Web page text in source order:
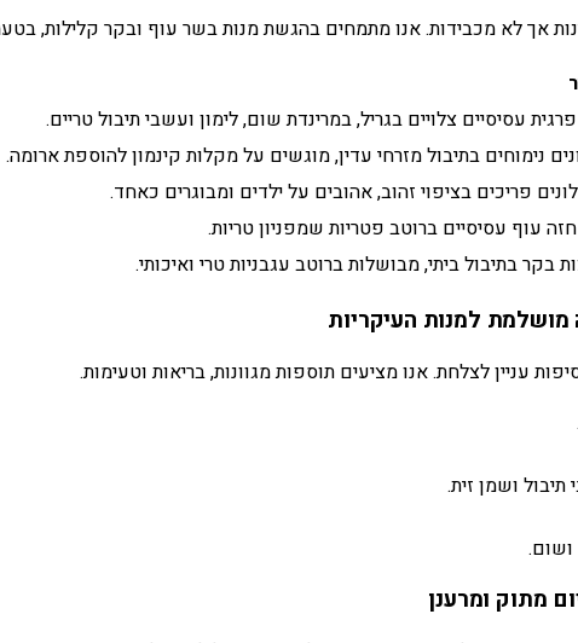
אך לא מכבידות. אנו מתמחים בהגשת מנות בשר עוף ובקר קלילות,
עסיסיים צלויים בגריל, במרינדת שום, לימון ועשבי תיבול טריים.
נימוחים בתיבול מזרחי עדין, מוגשים על מקלות קינמון להוספת ארומה.
פריכים בציפוי זהוב, אהובים על ילדים ומבוגרים כאחד.
עוף עסיסיים ברוטב פטריות שמפניון טריות.
בקר בתיבול ביתי, מבושלות ברוטב עגבניות טרי ואיכותי.
למנות העיקריות
עניין לצלחת. אנו מציעים תוספות מגוונות, בריאות וטעימות.
ושמן זית.
מתוק ומרענן